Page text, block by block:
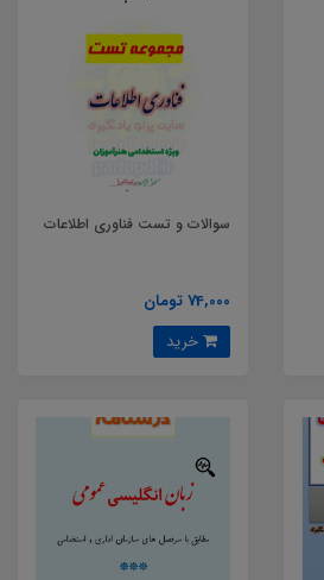
سوالات و تست فناوری اطلاعات
74,000 تومان